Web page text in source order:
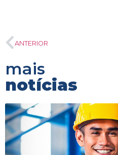
ANTERIOR
mais
notícias